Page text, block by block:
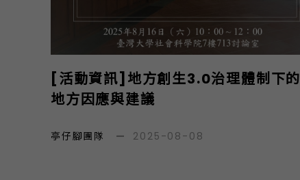
[活動資訊]地方創生3.0治理體制下的
地方因應與建議
亭仔腳團隊 — 2025-08-08